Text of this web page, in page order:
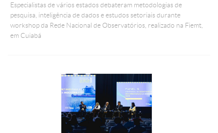
Especialistas de vários estados debateram metodologias de
pesquisa, inteligência de dados e estudos setoriais durante
workshop da Rede Nacional de Observatórios, realizado na Fiemt,
em Cuiabá